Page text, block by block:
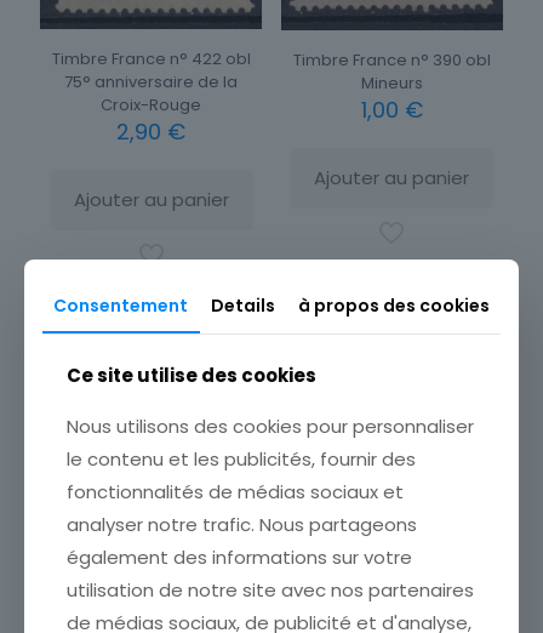
Timbre France n° 422 obl
75° anniversaire de la
Croix-Rouge
2,90 €
Ajouter au panier
Timbre France n° 390 obl
Mineurs
1,00 €
Ajouter au panier
Consentement Details à propos des cookies
Ce site utilise des cookies
Nous utilisons des cookies pour personnaliser
le contenu et les publicités, fournir des
fonctionnalités de médias sociaux et
analyser notre trafic. Nous partageons
également des informations sur votre
utilisation de notre site avec nos partenaires
de médias sociaux, de publicité et d'analyse,